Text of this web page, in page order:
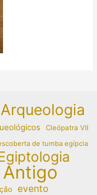
Arqueologia
Cleópatra VII
de tumba egípcia
evento